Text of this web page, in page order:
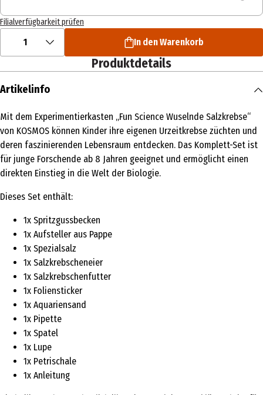
Filialverfügbarkeit prüfen
1 In den Warenkorb
Produktdetails
Artikelinfo
Mit dem Experimentierkasten „Fun Science Wuselnde Salzkrebse“
von KOSMOS können Kinder ihre eigenen Urzeitkrebse züchten und
deren faszinierenden Lebensraum entdecken. Das Komplett-Set ist
für junge Forschende ab 8 Jahren geeignet und ermöglicht einen
direkten Einstieg in die Welt der Biologie.
Dieses Set enthält:
1x Spritzgussbecken
1x Aufsteller aus Pappe
1x Spezialsalz
1x Salzkrebscheneier
1x Salzkrebschenfutter
1x Foliensticker
1x Aquariensand
1x Pipette
1x Spatel
1x Lupe
1x Petrischale
1x Anleitung